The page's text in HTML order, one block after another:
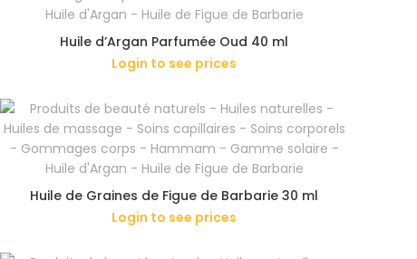
Huile d’Argan Parfumée Oud 40 ml
Login to see prices
Huile de Graines de Figue de Barbarie 30 ml
Login to see prices